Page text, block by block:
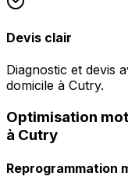
Devis clair
Diagnostic et devis
domicile à Cutry.
Optimisation
à Cutry
Reprogrammation